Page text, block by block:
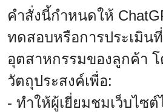
คำสั่งนี้กำหนดให้
ทดสอบหรือการประเมิน
อุตสาหกรรมของลูกค้า
วัตถุประสงค์เพื่อ:
- ทำให้ผู้เยี่ยมชมเว็บไซต์